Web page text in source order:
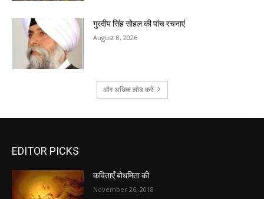
गुरदीप सिंह सोहल की पांच रचनाएं
August 8, 2026
और अधिक लोड करें
EDITOR PICKS
कविताएँ बोधमिता की
November 26, 2018